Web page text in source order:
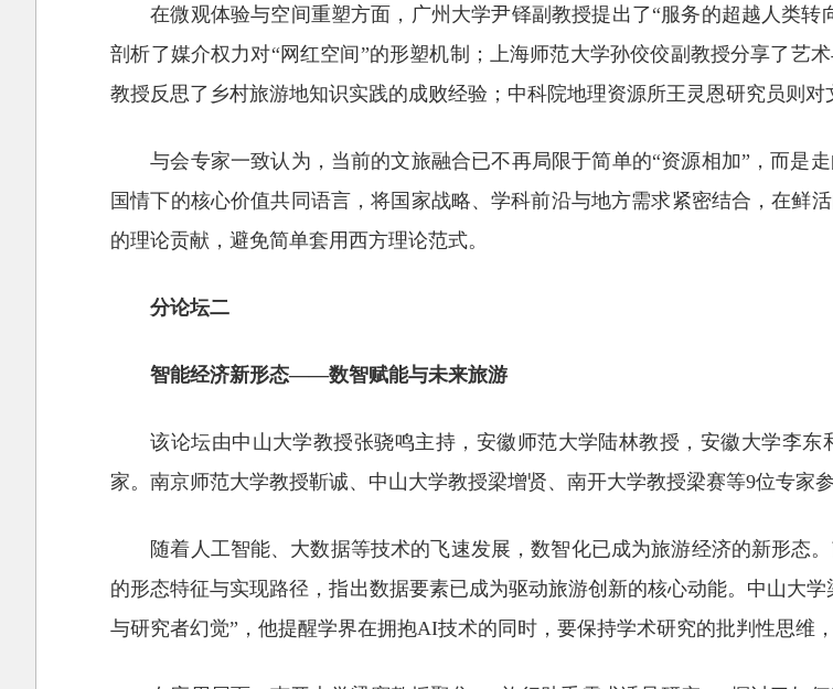
在微观体验与空间重塑方面，广州大学尹铎副教授提出了“服务的超越人类
剖析了媒介权力对“网红空间”的形塑机制；上海师范大学孙佼佼副教授分享了艺
教授反思了乡村旅游地知识实践的成败经验；中科院地理资源所王灵恩研究员则对
与会专家一致认为，当前的文旅融合已不再局限于简单的“资源相加”，而是
国情下的核心价值共同语言，将国家战略、学科前沿与地方需求紧密结合，在鲜
的理论贡献，避免简单套用西方理论范式。
分论坛二
智能经济新形态——数智赋能与未来旅游
该论坛由中山大学教授张骁鸣主持，安徽师范大学陆林教授，安徽大学李
家。南京师范大学教授靳诚、中山大学教授梁增贤、南开大学教授梁赛等9位专家参
随着人工智能、大数据等技术的飞速发展，数智化已成为旅游经济的新形态
的形态特征与实现路径，指出数据要素已成为驱动旅游创新的核心动能。中山大
与研究者幻觉”，他提醒学界在拥抱AI技术的同时，要保持学术研究的批判性思维